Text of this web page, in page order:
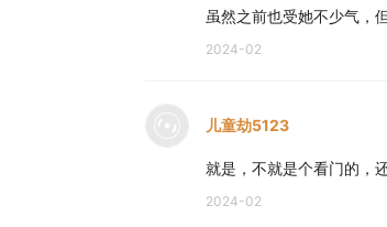
虽然之前也受她不少气，
2024-02
儿童劫5123
就是，不就是个看门的，
2024-02